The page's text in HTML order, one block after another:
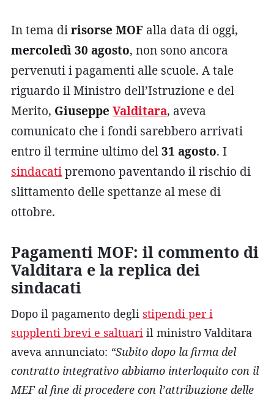
In tema dirisorse MOF alla data di oggi,
mercoledì 30 agosto, non sono ancora
pervenuti i pagamenti alle scuole. A tale
riguardo il Ministro dell’Istruzione e del
Merito, Giuseppe Valditara, aveva
comunicato che i fondi sarebbero arrivati
entro il termine ultimo del31 agosto. I
sindacatipremono paventando il rischio di
slittamento delle spettanze al mese di
ottobre.
Pagamenti MOF: il commento di
Valditara e la replica dei
sindacati
Dopo il pagamento degli stipendi per i
supplenti brevi e saltuari il ministro Valditara
aveva annunciato: “Subito dopo la firma del
contratto integrativo abbiamo interloquito con il
MEF al fine di procedere con l’attribuzione delle